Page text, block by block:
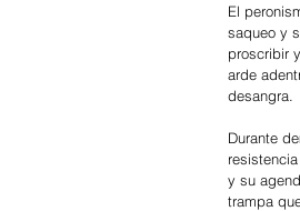
El
saqueo y
proscribir
arde
desangra.
Durante
y su
trampa